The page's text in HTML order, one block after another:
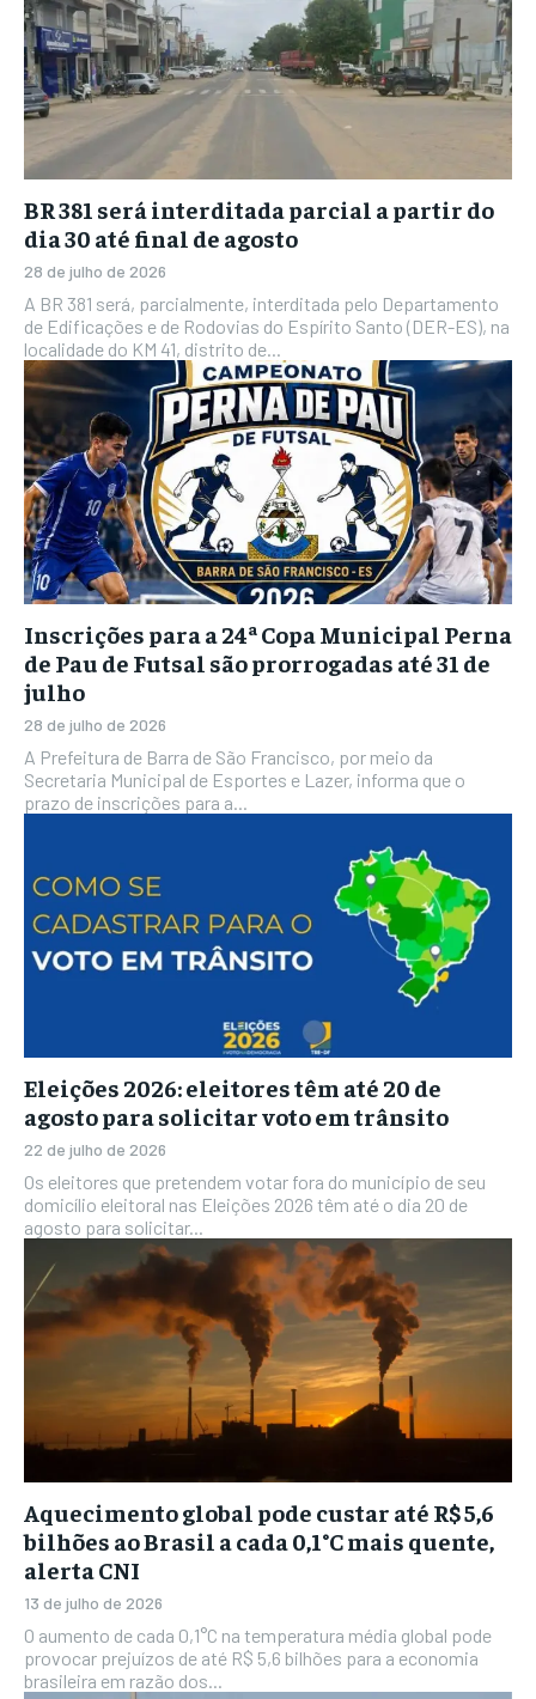
BR 381 será interditada parcial a partir do
dia 30 até final de agosto
28 de julho de 2026
A BR 381 será, parcialmente, interditada pelo Departamento
de Edificações e de Rodovias do Espírito Santo (DER-ES), na
localidade do KM 41, distrito de...
Inscrições para a 24ª Copa Municipal Perna
de Pau de Futsal são prorrogadas até 31 de
julho
28 de julho de 2026
A Prefeitura de Barra de São Francisco, por meio da
Secretaria Municipal de Esportes e Lazer, informa que o
prazo de inscrições para a...
Eleições 2026: eleitores têm até 20 de
agosto para solicitar voto em trânsito
22 de julho de 2026
Os eleitores que pretendem votar fora do município de seu
domicílio eleitoral nas Eleições 2026 têm até o dia 20 de
agosto para solicitar...
Aquecimento global pode custar até R$ 5,6
bilhões ao Brasil a cada 0,1°C mais quente,
alerta CNI
13 de julho de 2026
O aumento de cada 0,1°C na temperatura média global pode
provocar prejuízos de até R$ 5,6 bilhões para a economia
brasileira em razão dos...